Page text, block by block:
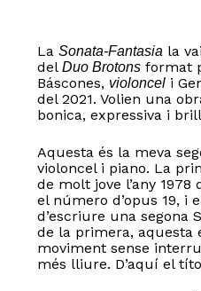
La Sonata-Fantasia la
del Duo Brotonsformat
Báscones, violonceli
del 2021. Volien una
bonica, expressiva i
Aquesta és la meva
violoncel i piano. La
de molt jove l’any 1978
el número d’opus 19, i
d’escriure una segona
de la primera, aquesta
moviment sense
més lliure. D’aquí el